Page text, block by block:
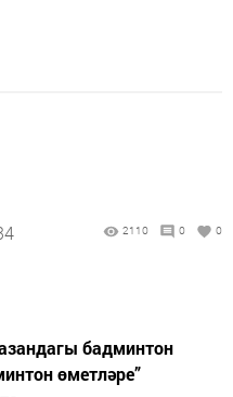
2110 0 0
бадминтон
өметләре”